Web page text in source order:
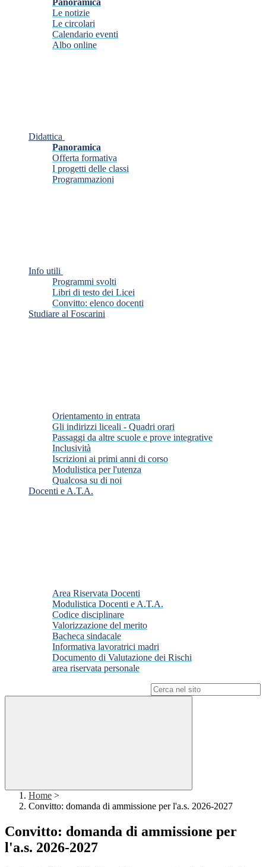
Panoramica
Le notizie
Le circolari
Calendario eventi
Albo online
Didattica
Panoramica
Offerta formativa
I progetti delle classi
Programmazioni
Info utili
Programmi svolti
Libri di testo dei Licei
Convitto: elenco docenti
Studiare al Foscarini
Orientamento in entrata
Gli indirizzi liceali - Quadri orari
Passaggi da altre scuole e prove integrative
Inclusività
Iscrizioni ai primi anni di corso
Modulistica per l'utenza
Qualcosa su di noi
Docenti e A.T.A.
Area Riservata Docenti
Modulistica Docenti e A.T.A.
Codice disciplinare
Valorizzazione del merito
Bacheca sindacale
Informativa lavoratrici madri
Documento di Valutazione dei Rischi
area riservata personale
Home >
Convitto: domanda di ammissione per l'a.s. 2026-2027
Convitto: domanda di ammissione per
l'a.s. 2026-2027